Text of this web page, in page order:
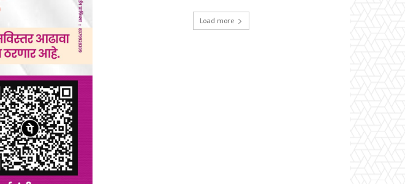
Load more